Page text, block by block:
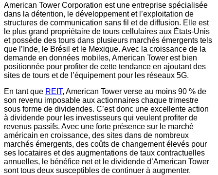
American Tower Corporation est une entreprise spécialisée
dans la détention, le développement et l’exploitation de
structures de communication sans fil et de diffusion. Elle est
le plus grand propriétaire de tours cellulaires aux États-Unis
et possède des tours dans plusieurs marchés émergents tels
que l’Inde, le Brésil et le Mexique. Avec la croissance de la
demande en données mobiles, American Tower est bien
positionnée pour profiter de cette tendance en ajoutant des
sites de tours et de l’équipement pour les réseaux 5G.
En tant que REIT, American Tower verse au moins 90 % de
son revenu imposable aux actionnaires chaque trimestre
sous forme de dividendes. C’est donc une excellente action
à dividende pour les investisseurs qui veulent profiter de
revenus passifs. Avec une forte présence sur le marché
américain en croissance, des sites dans de nombreux
marchés émergents, des coûts de changement élevés pour
ses locataires et des augmentations de taux contractuelles
annuelles, le bénéfice net et le dividende d’American Tower
sont tous deux susceptibles de continuer à augmenter.